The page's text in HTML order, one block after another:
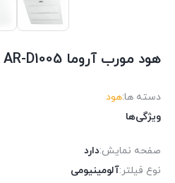
هود مورب آروما AR-D1005
دسته ها:هود
ویژگی‌ها
صفحه نمایش:دارد
نوع فیلتر:آلومینیومی